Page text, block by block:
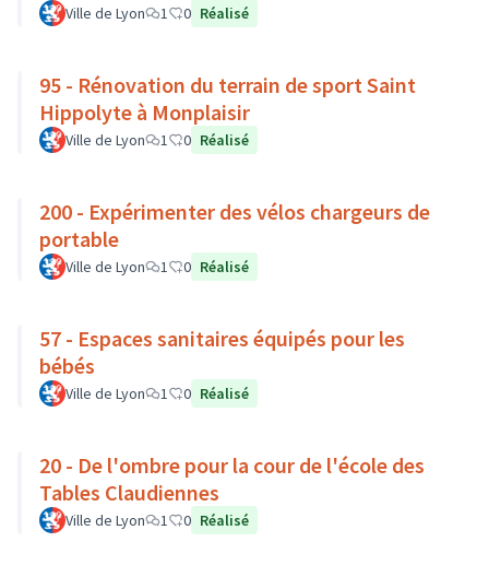
Ville de Lyon 1 0 Réalisé
95 - Rénovation du terrain de sport Saint
Hippolyte à Monplaisir
Ville de Lyon 1 0 Réalisé
200 - Expérimenter des vélos chargeurs de
portable
Ville de Lyon 1 0 Réalisé
57 - Espaces sanitaires équipés pour les
bébés
Ville de Lyon 1 0 Réalisé
20 - De l'ombre pour la cour de l'école des
Tables Claudiennes
Ville de Lyon 1 0 Réalisé